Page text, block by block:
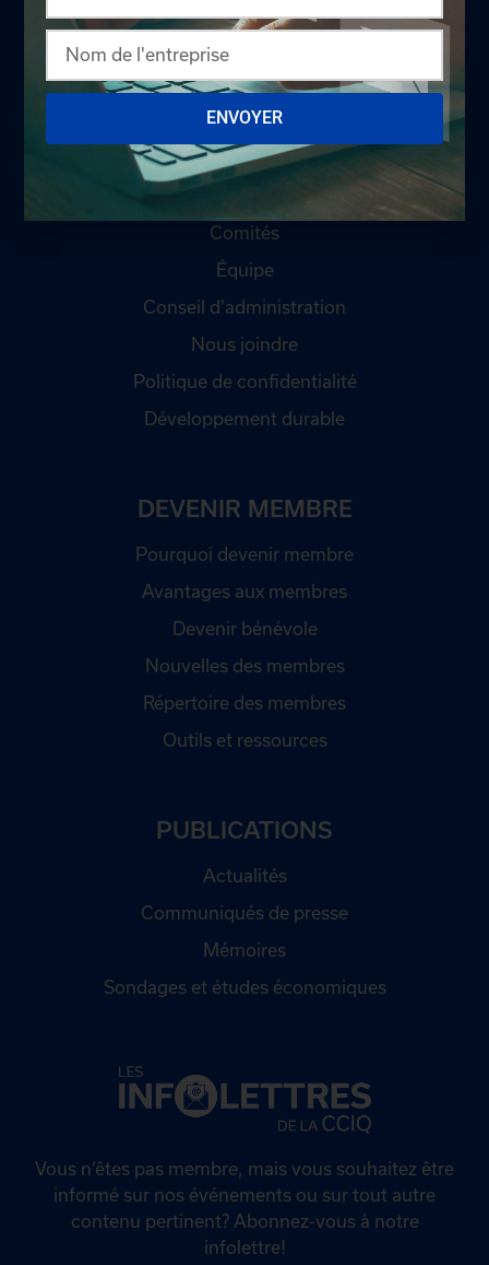
LA CHAMBRE
Offres d'emploi
Appel d'offres
Qui sommes-nous ?
Comités
Équipe
Conseil d'administration
Nous joindre
Politique de confidentialité
Développement durable
DEVENIR MEMBRE
Pourquoi devenir membre
Avantages aux membres
Devenir bénévole
Nouvelles des membres
Répertoire des membres
Outils et ressources
PUBLICATIONS
Actualités
Communiqués de presse
Mémoires
Sondages et études économiques
Vous n’êtes pas membre, mais vous souhaitez être
informé sur nos événements ou sur tout autre
contenu pertinent? Abonnez-vous à notre
infolettre!
ENVOYER